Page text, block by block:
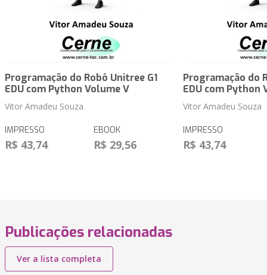
Programação do Robô Unitree G1
EDU com Python Volume V
Vitor Amadeu Souza
IMPRESSO
R$ 43,74
EBOOK
R$ 29,56
Programação do
EDU com Python
Vitor Amadeu Souza
IMPRESSO
R$ 43,74
Publicações relacionadas
Ver a lista completa